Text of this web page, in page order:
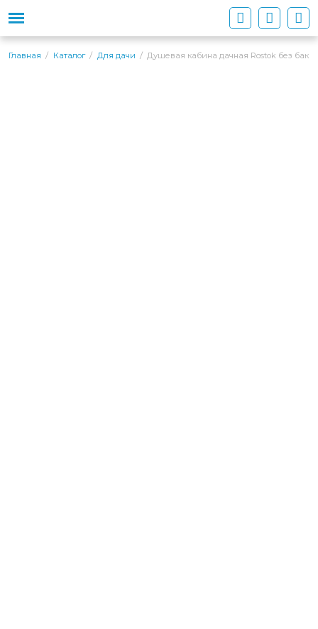
Главная Каталог Для дачи Душевая кабина дачная Rostok без бака